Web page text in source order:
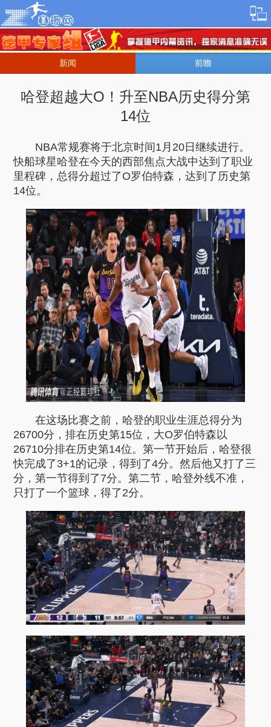
新闻 前瞻
哈登超越大O！升至NBA历史得分第
14位
NBA常规赛将于北京时间1月20日继续进行。
快船球星哈登在今天的西部焦点大战中达到了职业
里程碑，总得分超过了O罗伯特森，达到了历史第
14位。
在这场比赛之前，哈登的职业生涯总得分为
26700分，排在历史第15位，大O罗伯特森以
26710分排在历史第14位。第一节开始后，哈登很
快完成了3+1的记录，得到了4分。然后他又打了三
分，第一节得到了7分。第二节，哈登外线不准，
只打了一个篮球，得了2分。